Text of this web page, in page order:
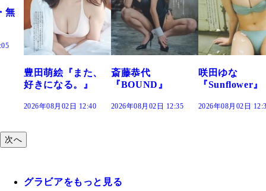
斎藤恭代
『BOUND』
2026年08月02日 12:35
咲田ゆな
『Sunflower』
2026年08月02日 12:30
藤水咲桜『花
だまり』
2026年08月02日
次へ
グラビアをもっと見る